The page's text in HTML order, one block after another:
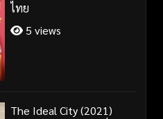
ไทย
5 views
The Ideal City (2021)